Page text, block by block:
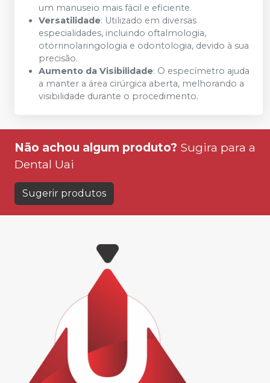
um manuseio mais fácil e eficiente.
Versatilidade: Utilizado em diversas
especialidades, incluindo oftalmologia,
otorrinolaringologia e odontologia, devido à sua
precisão.
Aumento da Visibilidade: O especímetro ajuda
a manter a área cirúrgica aberta, melhorando a
visibilidade durante o procedimento.
Não achou algum produto? Sugira para a
Dental Uai
Sugerir produtos